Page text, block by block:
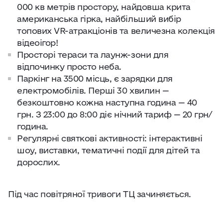
000 кв метрів простору, найдовша крита
американська гірка, найбільший вибір
топових VR-атракціонів та величезна колекція
відеоігор!
Просторі тераси та лаунж-зони для
відпочинку просто неба.
Паркінг на 3500 місць, є зарядки для
електромобілів. Перші 30 хвилин —
безкоштовно кожна наступна година — 40
грн. З 23:00 до 8:00 діє нічний тариф — 20 грн/
година.
Регулярні святкові активності: інтерактивні
шоу, виставки, тематичні події для дітей та
дорослих.
Під час повітряної тривоги ТЦ зачиняється.